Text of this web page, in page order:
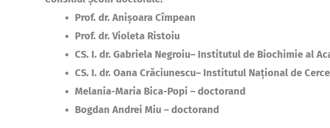
Prof. dr. Anișoara Cîmpean
Prof. dr. Violeta Ristoiu
CS. I. dr. Gabriela Negroiu– Institutul de Biochimie al
CS. I. dr. Oana Crăciunescu– Institutul Național de
Melania-Maria Bica-Popi – doctorand
Bogdan Andrei Miu – doctorand